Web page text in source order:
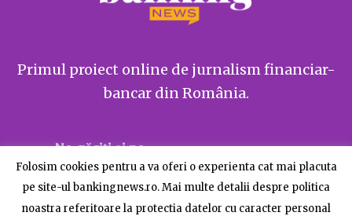
Primul proiect online de jurnalism financiar-
bancar din România.
Ne găsiți și pe
Folosim cookies pentru a va oferi o experienta cat mai placuta
pe site-ul bankingnews.ro. Mai multe detalii despre politica
noastra referitoare la protectia datelor cu caracter personal